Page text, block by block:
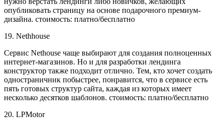
опубликовать страницу на основе подарочного премиум-
дизайна. стоимость: платно/бесплатно
19. Nethhouse
Сервис Nethouse чаще выбирают для создания полноценных
интернет-магазинов. Но и для разработки лендинга
конструктор также подходит отлично. Тем, кто хочет создать
одностраничник побыстрее, понравится, что в сервисе есть
пять готовых структур сайта, каждая из которых имеет
несколько десятков шаблонов. стоимость: платно/бесплатно
20. LPMotor